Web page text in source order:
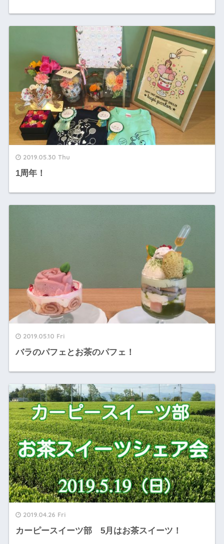
2019.05.30 Thu
1周年！
2019.05.10 Fri
バラのパフェとお茶のパフェ！
2019.04.26 Fri
カーピースイーツ部 5月はお茶スイーツ！